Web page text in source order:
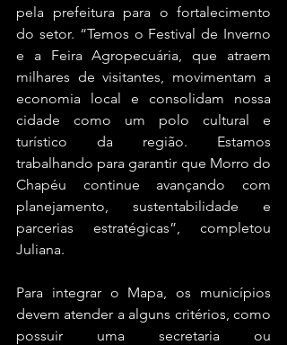
pela prefeitura para o fortalecimento
do setor. “Temos o Festival de Inverno
e a Feira Agropecuária, que atraem
milhares de visitantes, movimentam a
economia local e consolidam nossa
cidade como um polo cultural e
turístico da região. Estamos
trabalhando para garantir que Morro do
Chapéu continue avançando com
planejamento, sustentabilidade e
parcerias estratégicas”, completou
Juliana.
Para integrar o Mapa, os municípios
devem atender a alguns critérios, como
possuir uma secretaria ou